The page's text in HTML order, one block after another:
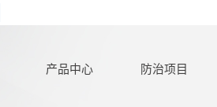
产品中心 防治项目